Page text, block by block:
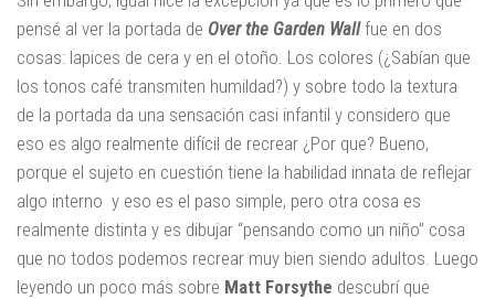
pensé al ver la portada de Over the Garden Wallfue en dos
cosas: lapices de cera y en el otoño. Los colores (¿Sabían que
los tonos café transmiten humildad?) y sobre todo la textura
de la portada da una sensación casi infantil y considero que
eso es algo realmente difícil de recrear ¿Por que? Bueno,
porque el sujeto en cuestión tiene la habilidad innata de reflejar
algo interno y eso es el paso simple, pero otra cosa es
realmente distinta y es dibujar “pensando como un niño” cosa
que no todos podemos recrear muy bien siendo adultos. Luego
leyendo un poco más sobre Matt Forsythe descubrí que